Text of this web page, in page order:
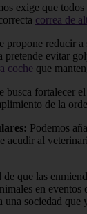
exige que
correa de
propone reducir
evitar
coche que
busca fortalecer
de la
Podemos
acudir al
que las
en
sociedad